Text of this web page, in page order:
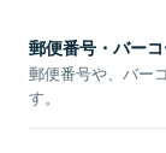
郵便番号・バー
郵便番号や、バー
す。